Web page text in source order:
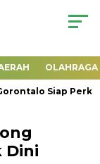
OLAHRAGA
Siap
Dini